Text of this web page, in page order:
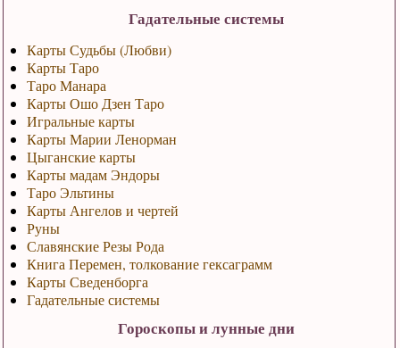
Гадательные системы
Карты Судьбы (Любви)
Карты Таро
Таро Манара
Карты Ошо Дзен Таро
Игральные карты
Карты Марии Ленорман
Цыганские карты
Карты мадам Эндоры
Таро Эльтины
Карты Ангелов и чертей
Руны
Славянские Резы Рода
Книга Перемен, толкование гексаграмм
Карты Сведенборга
Гадательные системы
Гороскопы и лунные дни